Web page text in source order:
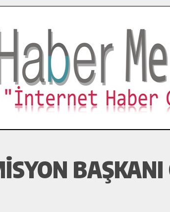
Veda Ziyareti.
BAŞKANI